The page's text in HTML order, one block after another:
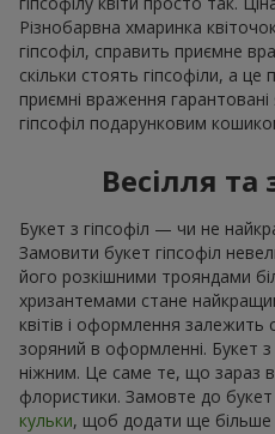
Різнобарвна хмаринка
гіпсофіл, справить приємне
скільки стоять гіпсофіли, а
приємні враження
гіпсофіл подарунковим
Весілля
Букет з гіпсофіл — чи не
Замовити букет гіпсофіл
його розкішними трояндами
хризантемами стане
квітів і оформлення залежить
зоряний в оформленні. Букет з
ніжним. Це саме те, що зараз в
флористики. Замовте до букет
кульки, щоб додати ще більше